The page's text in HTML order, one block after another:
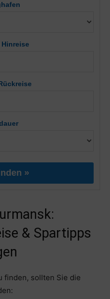
»
& Spartipps
finden, sollten Sie die